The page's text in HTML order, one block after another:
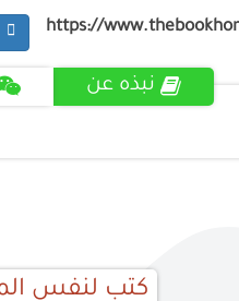
https://
نبذه عن
كتب لنفس